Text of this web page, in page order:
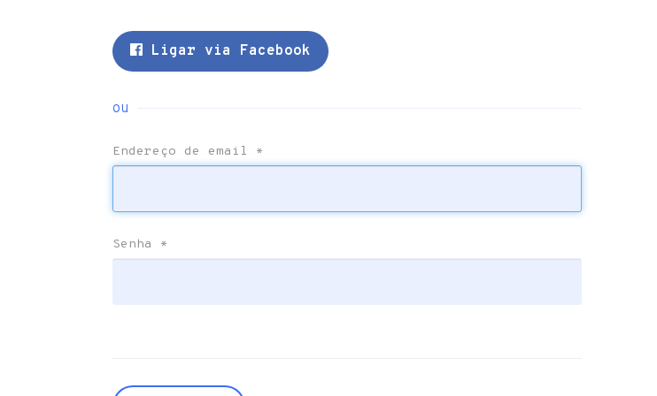
Ligar via Facebook
ou
Endereço de email *
Senha *